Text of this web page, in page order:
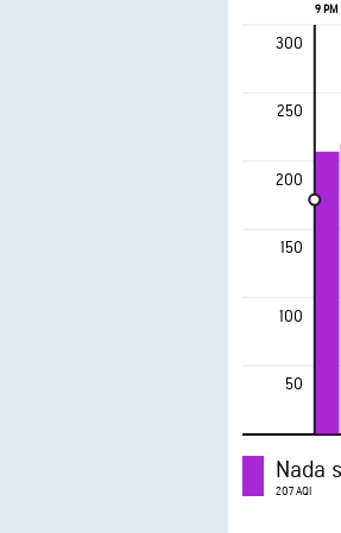
9 PM
300
250
200
150
100
50
Nada
207 AQI